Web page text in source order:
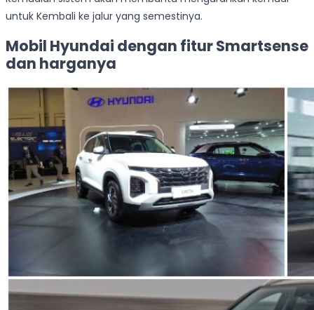
untuk Kembali ke jalur yang semestinya.
Mobil Hyundai dengan fitur Smartsense
dan harganya